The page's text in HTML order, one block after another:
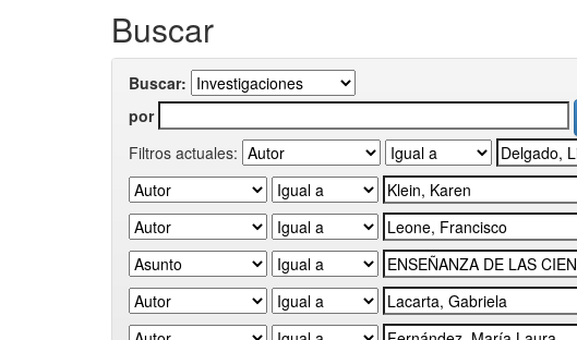
Buscar
Buscar:
por
Filtros actuales: